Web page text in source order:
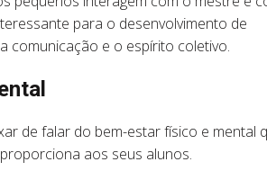
para o desenvolvimento de
comunicação e o espírito coletivo.
de falar do bem-estar físico e mental
aos seus alunos.